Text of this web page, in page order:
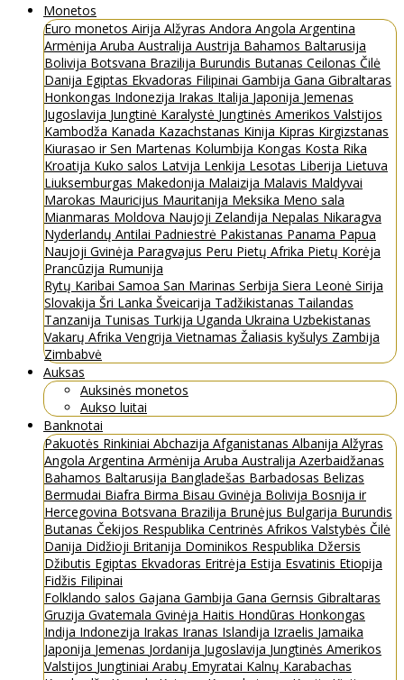
Monetos
Euro monetos Airija Alžyras Andora Angola Argentina
Armėnija Aruba Australija Austrija Bahamos Baltarusija
Bolivija Botsvana Brazilija Burundis Butanas Ceilonas Čilė
Danija Egiptas Ekvadoras Filipinai Gambija Gana Gibraltaras
Honkongas Indonezija Irakas Italija Japonija Jemenas
Jugoslavija Jungtinė Karalystė Jungtinės Amerikos Valstijos
Kambodža Kanada Kazachstanas Kinija Kipras Kirgizstanas
Kiurasao ir Sen Martenas Kolumbija Kongas Kosta Rika
Kroatija Kuko salos Latvija Lenkija Lesotas Liberija Lietuva
Liuksemburgas Makedonija Malaizija Malavis Maldyvai
Marokas Mauricijus Mauritanija Meksika Meno sala
Mianmaras Moldova Naujoji Zelandija Nepalas Nikaragva
Nyderlandų Antilai Padniestrė Pakistanas Panama Papua
Naujoji Gvinėja Paragvajus Peru Pietų Afrika Pietų Korėja
Prancūzija Rumunija
Rytų Karibai Samoa San Marinas Serbija Siera Leonė Sirija
Slovakija Šri Lanka Šveicarija Tadžikistanas Tailandas
Tanzanija Tunisas Turkija Uganda Ukraina Uzbekistanas
Vakarų Afrika Vengrija Vietnamas Žaliasis kyšulys Zambija
Zimbabvė
Auksas
Auksinės monetos
Aukso luitai
Banknotai
Pakuotės Rinkiniai Abchazija Afganistanas Albanija Alžyras
Angola Argentina Armėnija Aruba Australija Azerbaidžanas
Bahamos Baltarusija Bangladešas Barbadosas Belizas
Bermudai Biafra Birma Bisau Gvinėja Bolivija Bosnija ir
Hercegovina Botsvana Brazilija Brunėjus Bulgarija Burundis
Butanas Čekijos Respublika Centrinės Afrikos Valstybės Čilė
Danija Didžioji Britanija Dominikos Respublika Džersis
Džibutis Egiptas Ekvadoras Eritrėja Estija Esvatinis Etiopija
Fidžis Filipinai
Folklando salos Gajana Gambija Gana Gernsis Gibraltaras
Gruzija Gvatemala Gvinėja Haitis Hondūras Honkongas
Indija Indonezija Irakas Iranas Islandija Izraelis Jamaika
Japonija Jemenas Jordanija Jugoslavija Jungtinės Amerikos
Valstijos Jungtiniai Arabų Emyratai Kalnų Karabachas